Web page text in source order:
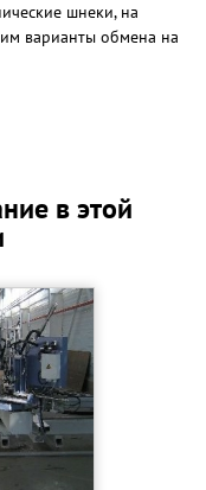
шнеки, на
варианты обмена на
в этой